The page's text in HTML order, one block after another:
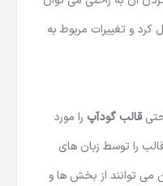
کرد و تغییرات مربوط به
قالب گودآپ را مورد
را توسط زبان های
می توانند از بخش ها و